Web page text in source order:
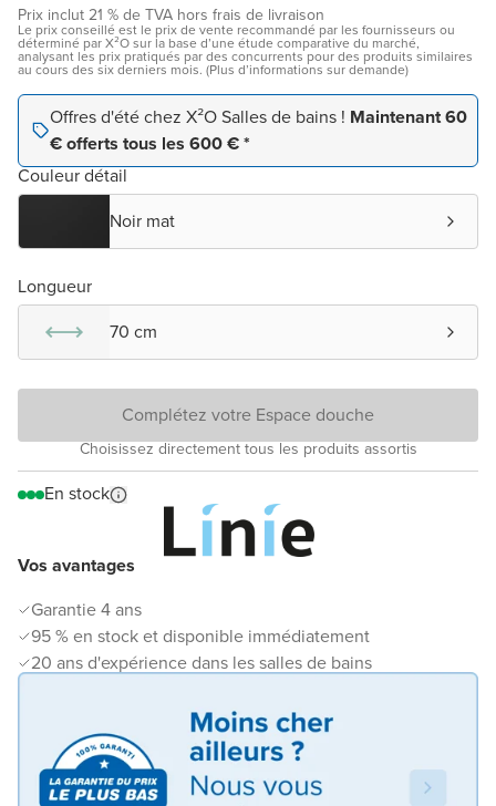
Vos avantages
Garantie 4 ans
95 % en stock et disponible immédiatement
20 ans d'expérience dans les salles de bains
Prix inclut 21 % de TVA hors frais de livraison
Le prix conseillé est le prix de vente recommandé par les fournisseurs ou
déterminé par X²O sur la base d’une étude comparative du marché,
analysant les prix pratiqués par des concurrents pour des produits similaires
au cours des six derniers mois. (Plus d’informations sur demande)
Offres d'été chez X²O Salles de bains ! Maintenant 60
€ offerts tous les 600 € *
Couleur détail
Noir mat
Longueur
70 cm
Complétez votre Espace douche
Choisissez directement tous les produits assortis
En stock